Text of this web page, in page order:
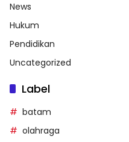
News
Hukum
Pendidikan
Uncategorized
Label
batam
olahraga